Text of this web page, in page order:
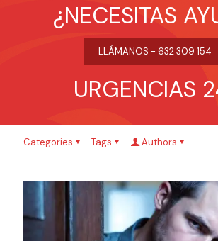
¿NECESITAS
LLÁMANOS - 632 309 154
URGENCIAS
Categories Tags Authors